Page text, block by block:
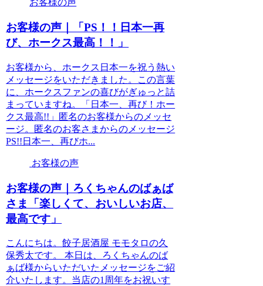
お客様の声
お客様の声｜「PS！！日本一再
び、ホークス最高！！」
お客様から、ホークス日本一を祝う熱い
メッセージをいただきました。この言葉
に、ホークスファンの喜びがぎゅっと詰
まっていますね。「日本一、再び！ホー
クス最高!!」匿名のお客様からのメッセ
ージ。匿名のお客さまからのメッセージ
PS!!日本一、再びホ...
お客様の声
お客様の声｜ろくちゃんのばぁば
さま「楽しくて、おいしいお店、
最高です」
こんにちは。餃子居酒屋 モモタロの久
保秀太です。 本日は、ろくちゃんのば
ぁば様からいただいたメッセージをご紹
介いたします。当店の1周年をお祝いす